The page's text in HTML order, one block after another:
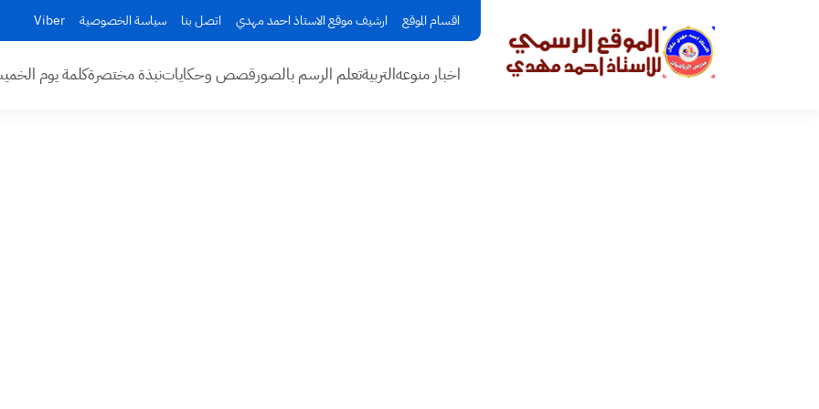
اقسام الموقع ارشيف موقع الاستاذ احمد مهدي اتصل بنا سياسة الخصوصية Viber
اخبار منوعهالتربيةتعلم الرسم بالصورقصص وحكاياتنبذة مختصرةكلمة يوم